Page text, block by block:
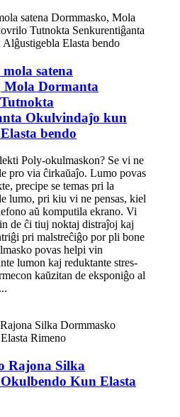
satena
Mola Dormanta
Okulvindaĵo kun
bendo
Poly-okulmaskon? Se vi ne
pro via ĉirkaŭaĵo. Lumo povas
precipe se temas pri la
lumo, pri kiu vi ne pensas, kiel
aŭ komputila ekrano. Vi
de ĉi tiuj noktaj distraĵoj kaj
pri malstreĉiĝo por pli bone
povas helpi vin
lumon kaj reduktante stres-
kaŭzitan de eksponiĝo al
Rajona Silka
Kun Elasta